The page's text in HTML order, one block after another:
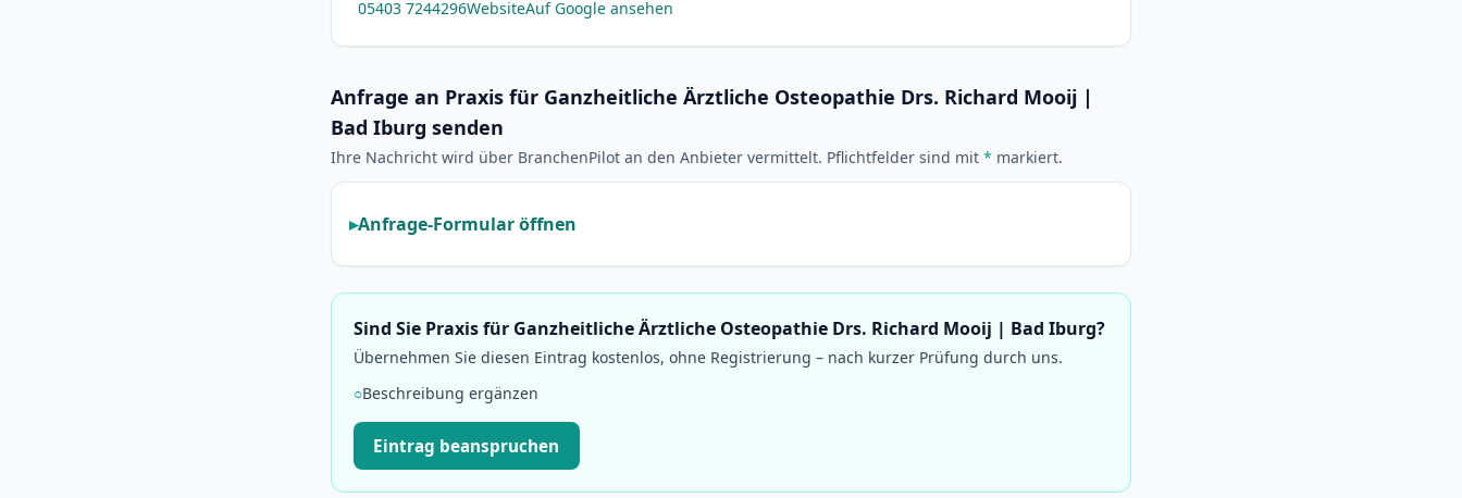
05403 7244296WebsiteAuf Google ansehen
Anfrage an Praxis für Ganzheitliche Ärztliche Osteopathie Drs. Richard Mooij |
Bad Iburg senden
Ihre Nachricht wird über BranchenPilot an den Anbieter vermittelt. Pflichtfelder sind mit * markiert.
Anfrage-Formular öffnen
Sind Sie Praxis für Ganzheitliche Ärztliche Osteopathie Drs. Richard Mooij | Bad Iburg?
Übernehmen Sie diesen Eintrag kostenlos, ohne Registrierung – nach kurzer Prüfung durch uns.
○Beschreibung ergänzen
Eintrag beanspruchen